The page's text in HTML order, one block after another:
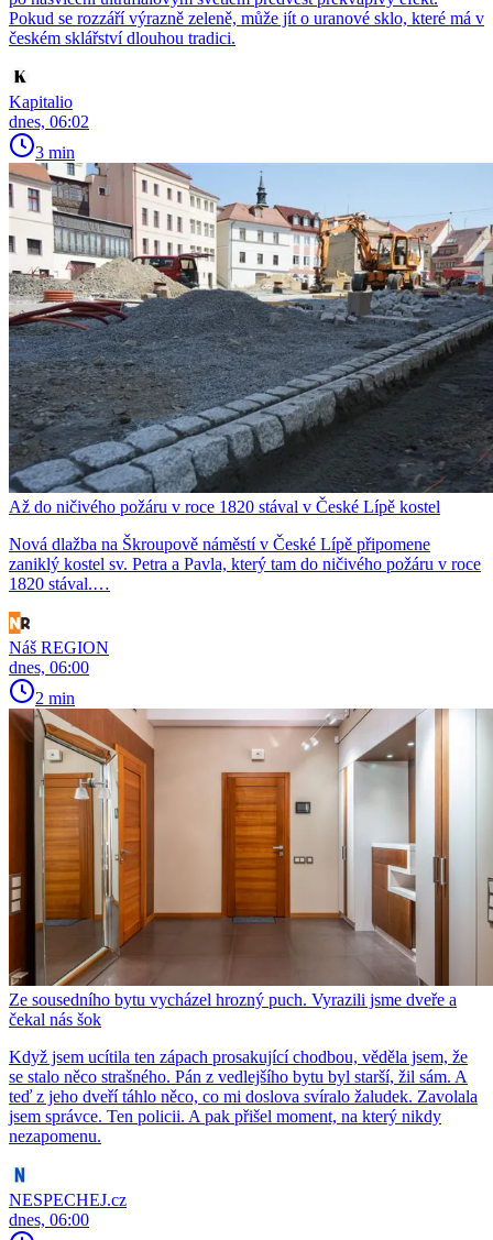
Pokud se rozzáří výrazně zeleně, může jít o uranové sklo, které má v
českém sklářství dlouhou tradici.
Kapitalio
dnes, 06:02
3 min
Až do ničivého požáru v roce 1820 stával v České Lípě kostel
Nová dlažba na Škroupově náměstí v České Lípě připomene
zaniklý kostel sv. Petra a Pavla, který tam do ničivého požáru v roce
1820 stával.…
Náš REGION
dnes, 06:00
2 min
Ze sousedního bytu vycházel hrozný puch. Vyrazili jsme dveře a
čekal nás šok
Když jsem ucítila ten zápach prosakující chodbou, věděla jsem, že
se stalo něco strašného. Pán z vedlejšího bytu byl starší, žil sám. A
teď z jeho dveří táhlo něco, co mi doslova svíralo žaludek. Zavolala
jsem správce. Ten policii. A pak přišel moment, na který nikdy
nezapomenu.
NESPECHEJ.cz
dnes, 06:00